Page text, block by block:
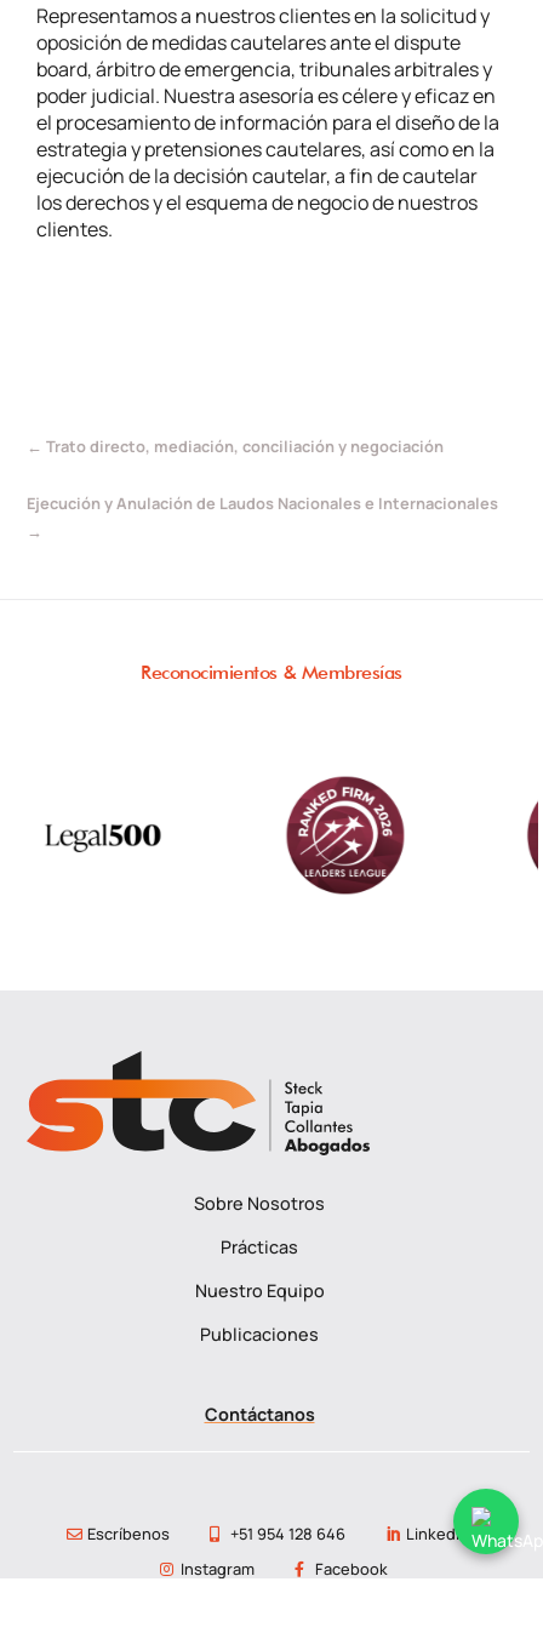
Representamos a nuestros clientes en la solicitud y
oposición de medidas cautelares ante el dispute
board, árbitro de emergencia, tribunales arbitrales y
poder judicial. Nuestra asesoría es célere y eficaz en
el procesamiento de información para el diseño de la
estrategia y pretensiones cautelares, así como en la
ejecución de la decisión cautelar, a fin de cautelar
los derechos y el esquema de negocio de nuestros
clientes.
←Trato directo, mediación, conciliación y negociación
Ejecución y Anulación de Laudos Nacionales e Internacionales
→
Reconocimientos & Membresías
Sobre Nosotros
Prácticas
Nuestro Equipo
Publicaciones
Contáctanos
Escríbenos +51 954 128 646
Linkedin
Instagram
Facebook